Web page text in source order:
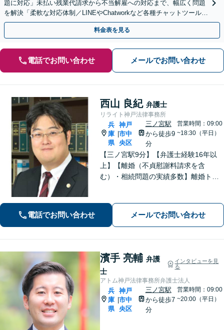
題に対応」未払い残業代請求から不当解雇への対応まで、幅広く問題
を解決「柔軟な対応体制／LINEやChatworkなど各種チャットツール使
用可」【休日・夜間相談可】
料金表を見る
電話でお問い合わせ メールでお問い合わせ
西山 良紀 弁護士
リライト神戸法律事務所
兵
庫
県
神戸
市中
央区
三ノ宮駅
から徒歩9
分
営業時間：09:00
~18:30（平日）
【三ノ宮駅9分】【弁護士経験16年以
上】【離婚（不貞慰謝料請求を含
む）・相続問題の実績多数】離婚トラ
く、依頼者が有利な条件で解決できる
対処法をご提案します。【初回相談無
電話でお問い合わせ メールでお問い合わせ
濱手 亮輔 弁護
士
インタビューを見
る
アトム神戸法律事務所弁護士法人
兵
庫
県
神戸
市中
央区
三ノ宮駅
から徒歩7
分
営業時間：09:00
~20:00（平日）